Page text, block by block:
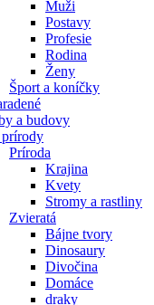
Muži
Postavy
Profesie
Rodina
Ženy
Šport a koníčky
a budovy
prírody
Príroda
Krajina
Kvety
Stromy a rastliny
Zvieratá
Bájne tvory
Dinosaury
Divočina
Domáce
draky